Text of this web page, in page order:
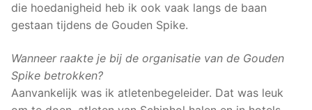
die hoedanigheid heb ik ook vaak langs de baan
gestaan tijdens de Gouden Spike.
Wanneer raakte je bij de organisatie van de Gouden
Spike betrokken?
Aanvankelijk was ik atletenbegeleider. Dat was leuk